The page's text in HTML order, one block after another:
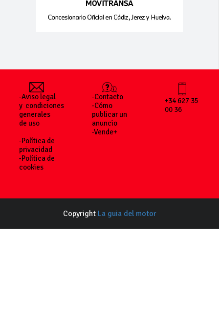
-Aviso legal
y condiciones
generales
de uso
-Política de
privacidad
-Política de
cookies
-Contacto
-Cómo
publicar un
anuncio
-Vende+
+34 627 35
00 36
Copyright La guia del motor